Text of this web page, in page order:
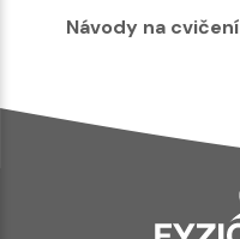
Návody na cvičení